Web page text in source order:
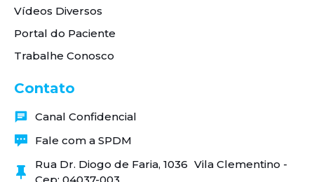
Vídeos Diversos
Portal do Paciente
Trabalhe Conosco
Contato
Canal Confidencial
Fale com a SPDM
Rua Dr. Diogo de Faria, 1036 Vila Clementino -
Cep: 04037-003